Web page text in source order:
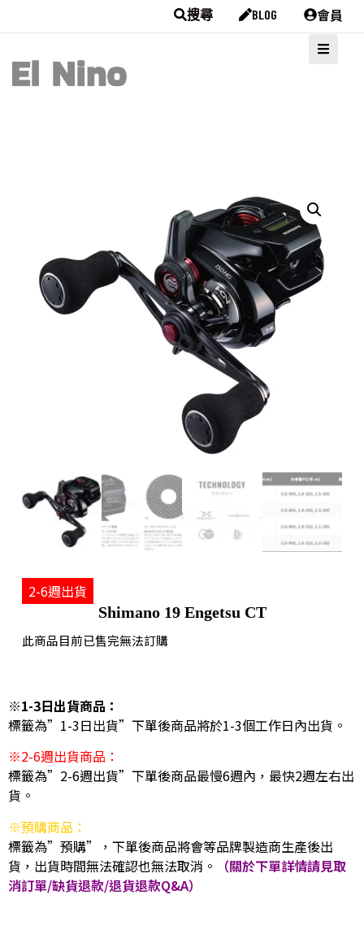
搜尋 BLOG 會員
2-6週出貨
Shimano 19 Engetsu CT
此商品目前已售完無法訂購
※1-3日出貨商品：
標籤為”1-3日出貨”下單後商品將於1-3個工作日內出貨。
※2-6週出貨商品：
標籤為”2-6週出貨”下單後商品最慢6週內，最快2週左右出
貨。
※預購商品：
標籤為”預購”，下單後商品將會等品牌製造商生產後出
貨，出貨時間無法確認也無法取消。
（關於下單詳情請見取
消訂單/缺貨退款/退貨退款Q&A）